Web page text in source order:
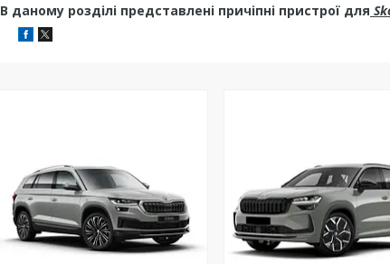
В даному розділі представлені причіпні пристрої для